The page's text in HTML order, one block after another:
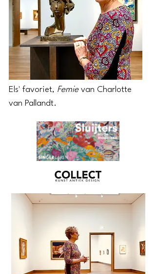
Els' favoriet, Femievan Charlotte
van Pallandt.